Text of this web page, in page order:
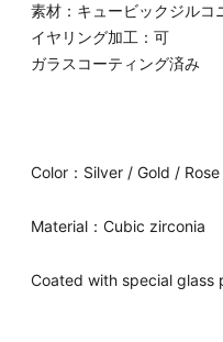
素材：キュービックジル
イヤリング加工：可
ガラスコーティング済み
Color：Silver / Gold /
Material：Cubic zirconia
Coated with special glass